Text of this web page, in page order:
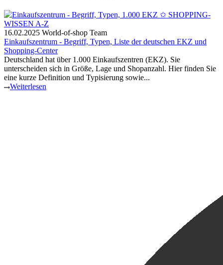
16.02.2025 World-of-shop Team
Einkaufszentrum - Begriff, Typen, Liste der deutschen EKZ und
Shopping-Center
Deutschland hat über 1.000 Einkaufszentren (EKZ). Sie
unterscheiden sich in Größe, Lage und Shopanzahl. Hier finden Sie
eine kurze Definition und Typisierung sowie...
Weiterlesen